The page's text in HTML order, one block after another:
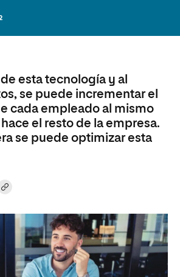
esta tecnología y al
se puede incrementar el
cada empleado al mismo
el resto de la empresa.
se puede optimizar esta